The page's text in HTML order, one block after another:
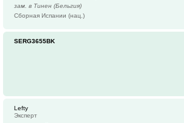
зам. в Тинен (Бельгия)
Сборная Испании (нац.)
SERG3655BK
Lefty
Эксперт